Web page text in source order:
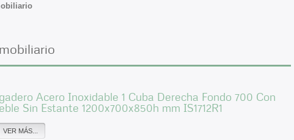
Acero Inoxidable 1 Cuba Derecha Fondo 700 Con
Sin Estante 1200x700x850h mm IS1712R1
VER MÁS...